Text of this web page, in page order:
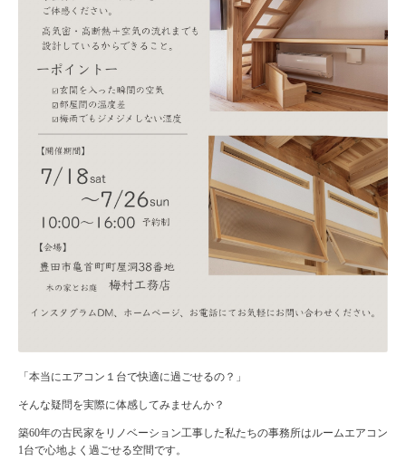
「本当にエアコン１台で快適に過ごせるの？」
そんな疑問を実際に体感してみませんか？
築60年の古民家をリノベーション工事した私たちの事務所はルームエアコン
1台で心地よく過ごせる空間です。